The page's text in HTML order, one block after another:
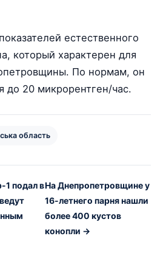
естественного
который характерен для
По нормам, он
до 20 микрорентген/час.
область
1 подал вНа Днепропетровщине у
16-летнего парня нашли
более 400 кустов
конопли →